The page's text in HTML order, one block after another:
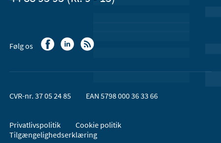
Følg os
CVR-nr. 37 05 24 85 EAN 5798 000 36 33 66
Privatlivspolitik
Cookie politik
Tilgængelighedserklæring